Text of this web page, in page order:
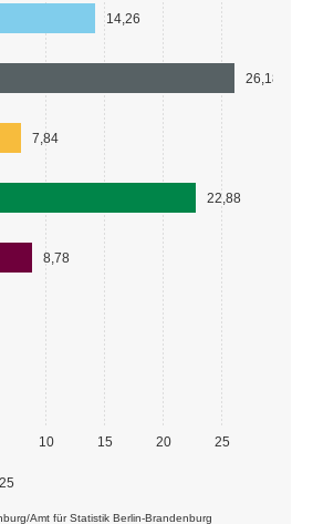
10 15 20 25
14,26
26,18
7,84
22,88
8,78
Amt für Statistik Berlin-Brandenburg